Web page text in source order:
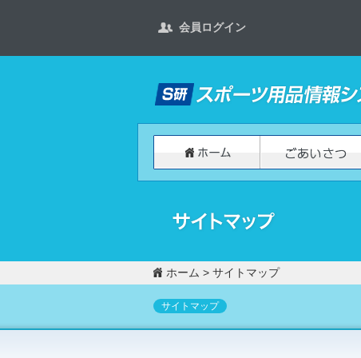
会員ログイン
ホーム > サイトマップ
サイトマップ